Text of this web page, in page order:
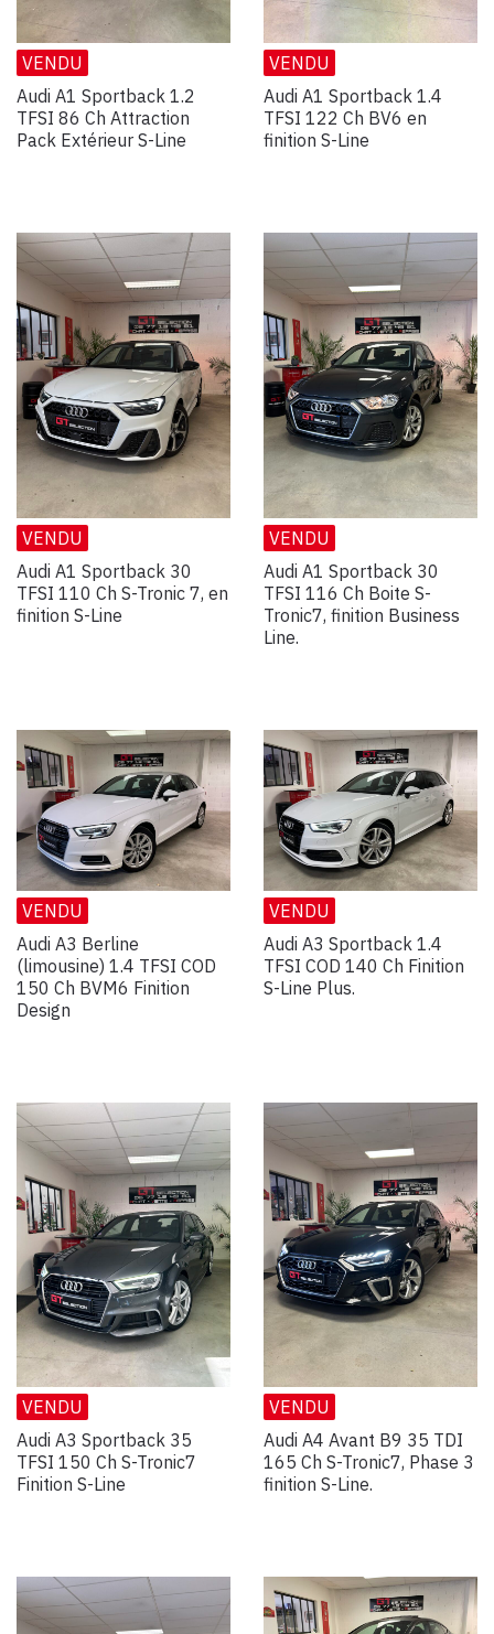
VENDU
Audi A1 Sportback 1.2
TFSI 86 Ch Attraction
Pack Extérieur S-Line
VENDU
Audi A1 Sportback 1.4
TFSI 122 Ch BV6 en
finition S-Line
VENDU
Audi A1 Sportback 30
TFSI 110 Ch S-Tronic 7, en
finition S-Line
VENDU
Audi A1 Sportback 30
TFSI 116 Ch Boite S-
Tronic7, finition Business
Line.
VENDU
Audi A3 Berline
(limousine) 1.4 TFSI COD
150 Ch BVM6 Finition
Design
VENDU
Audi A3 Sportback 1.4
TFSI COD 140 Ch Finition
S-Line Plus.
VENDU
Audi A3 Sportback 35
TFSI 150 Ch S-Tronic7
Finition S-Line
VENDU
Audi A4 Avant B9 35 TDI
165 Ch S-Tronic7, Phase 3
finition S-Line.